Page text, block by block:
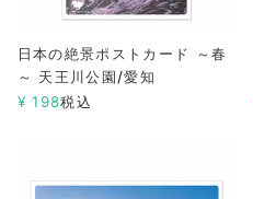
日本の絶景ポストカード ～春
～ 天王川公園/愛知
¥ 198税込